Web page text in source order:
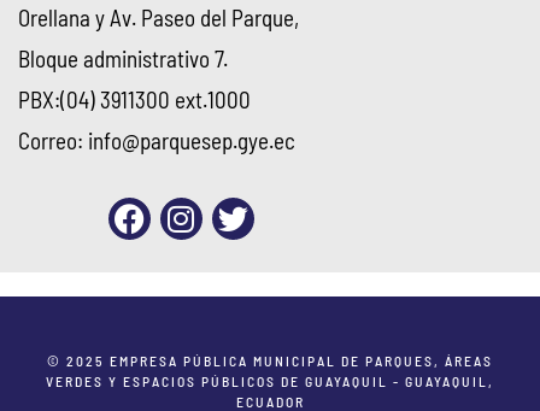
Orellana y Av. Paseo del Parque,
Bloque administrativo 7.
PBX:(04) 3911300 ext.1000
Correo: info@parquesep.gye.ec
© 2025 EMPRESA PÚBLICA MUNICIPAL DE PARQUES, ÁREAS
VERDES Y ESPACIOS PÚBLICOS DE GUAYAQUIL - GUAYAQUIL,
ECUADOR